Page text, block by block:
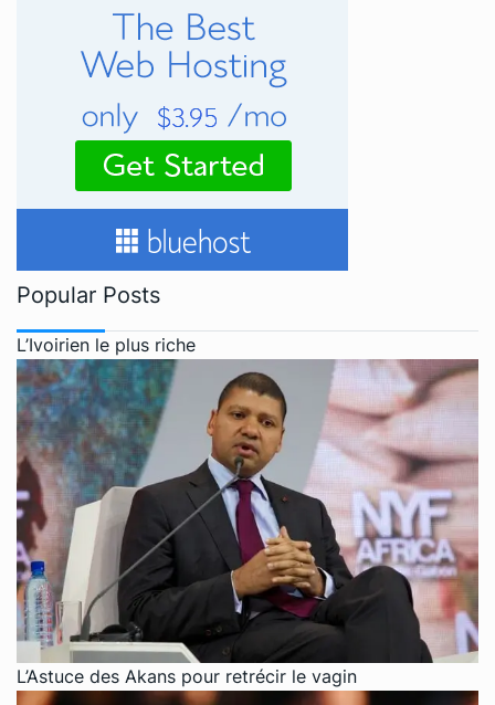
Popular Posts
L’Ivoirien le plus riche
L’Astuce des Akans pour retrécir le vagin